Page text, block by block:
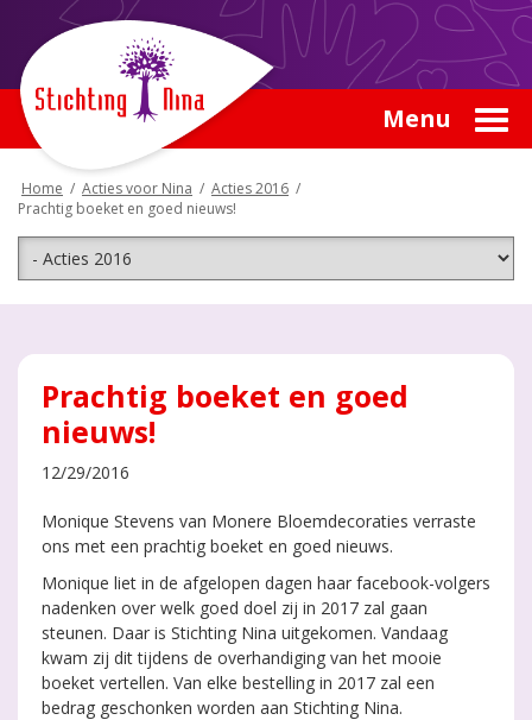
Menu
Home / Acties voor Nina / Acties 2016 /
Prachtig boeket en goed nieuws!
Prachtig boeket en goed
nieuws!
12/29/2016
Monique Stevens van Monere Bloemdecoraties verraste
ons met een prachtig boeket en goed nieuws.
Monique liet in de afgelopen dagen haar facebook-volgers
nadenken over welk goed doel zij in 2017 zal gaan
steunen. Daar is Stichting Nina uitgekomen. Vandaag
kwam zij dit tijdens de overhandiging van het mooie
boeket vertellen. Van elke bestelling in 2017 zal een
bedrag geschonken worden aan Stichting Nina.